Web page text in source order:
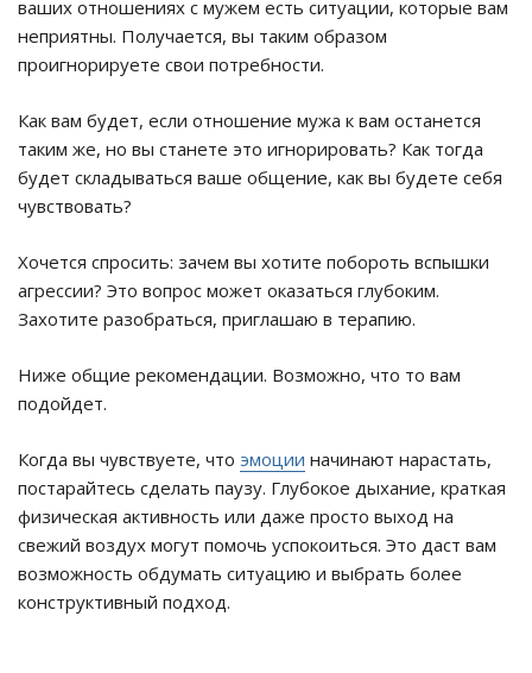
ваших отношениях с мужем есть ситуации, которые вам
неприятны. Получается, вы таким образом
проигнорируете свои потребности.
Как вам будет, если отношение мужа к вам останется
таким же, но вы станете это игнорировать? Как тогда
будет складываться ваше общение, как вы будете себя
чувствовать?
Хочется спросить: зачем вы хотите побороть вспышки
агрессии? Это вопрос может оказаться глубоким.
Захотите разобраться, приглашаю в терапию.
Ниже общие рекомендации. Возможно, что то вам
подойдет.
Когда вы чувствуете, что эмоции начинают нарастать,
постарайтесь сделать паузу. Глубокое дыхание, краткая
физическая активность или даже просто выход на
свежий воздух могут помочь успокоиться. Это даст вам
возможность обдумать ситуацию и выбрать более
конструктивный подход.